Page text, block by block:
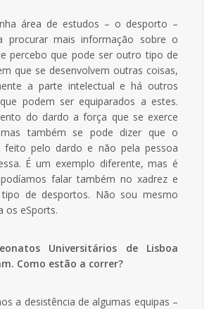
área de estudos – o desporto –
procurar mais informação sobre o
percebo que pode ser outro tipo de
que se desenvolvem outras coisas,
a parte intelectual e há outros
podem ser equiparados a estes.
do dardo a força que se exerce
mas também se pode dizer que o
feito pelo dardo e não pela pessoa
É um exemplo diferente, mas é
falar também no xadrez e
de desportos. Não sou mesmo
os eSports.
Universitários de Lisboa
Como estão a correr?
a desistência de algumas equipas –